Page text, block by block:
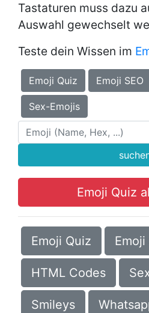
Tastaturen muss dazu
Auswahl gewechselt
Teste dein Wissen im
Emoji Quiz Emoji SEO
Sex-Emojis
Emoji Quiz
Emoji Quiz Emoji
HTML Codes
Smileys